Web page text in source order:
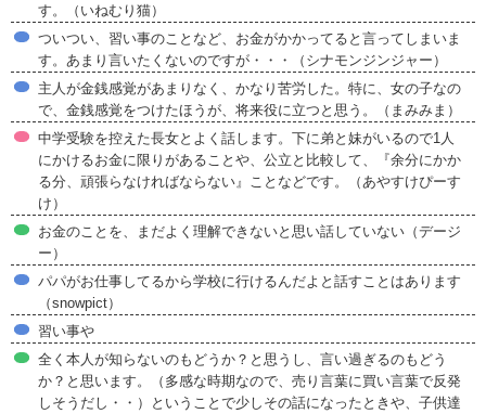
す。（いねむり猫）
ついつい、習い事のことなど、お金がかかってると言ってしまいま
す。あまり言いたくないのですが・・・（シナモンジンジャー）
主人が金銭感覚があまりなく、かなり苦労した。特に、女の子なの
で、金銭感覚をつけたほうが、将来役に立つと思う。（まみみま）
中学受験を控えた長女とよく話します。下に弟と妹がいるので1人
にかけるお金に限りがあることや、公立と比較して、『余分にかか
る分、頑張らなければならない』ことなどです。（あやすけぴーす
け）
お金のことを、まだよく理解できないと思い話していない（デージ
ー）
パパがお仕事してるから学校に行けるんだよと話すことはあります
（snowpict）
習い事や
全く本人が知らないのもどうか？と思うし、言い過ぎるのもどう
か？と思います。（多感な時期なので、売り言葉に買い言葉で反発
しそうだし・・）ということで少しその話になったときや、子供達